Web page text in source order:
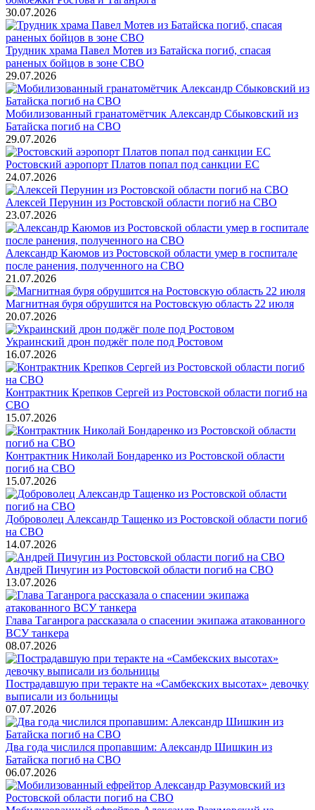
30.07.2026
Трудник храма Павел Мотев из Батайска погиб, спасая
раненых бойцов в зоне СВО
29.07.2026
Мобилизованный гранатомётчик Александр Сбыковский из
Батайска погиб на СВО
29.07.2026
Ростовский аэропорт Платов попал под санкции ЕС
24.07.2026
Алексей Перунин из Ростовской области погиб на СВО
23.07.2026
Александр Каюмов из Ростовской области умер в госпитале
после ранения, полученного на СВО
21.07.2026
Магнитная буря обрушится на Ростовскую область 22 июля
20.07.2026
Украинский дрон поджёг поле под Ростовом
16.07.2026
Контрактник Крепков Сергей из Ростовской области погиб на
СВО
15.07.2026
Контрактник Николай Бондаренко из Ростовской области
погиб на СВО
15.07.2026
Доброволец Александр Тащенко из Ростовской области погиб
на СВО
14.07.2026
Андрей Пичугин из Ростовской области погиб на СВО
13.07.2026
Глава Таганрога рассказала о спасении экипажа атакованного
ВСУ танкера
08.07.2026
Пострадавшую при теракте на «Самбекских высотах» девочку
выписали из больницы
07.07.2026
Два года числился пропавшим: Александр Шишкин из
Батайска погиб на СВО
06.07.2026